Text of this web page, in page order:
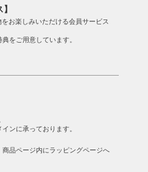
お楽しみいただける会員サービス
をご用意しています。
ンに承っております。
品ページ内にラッピングページへ